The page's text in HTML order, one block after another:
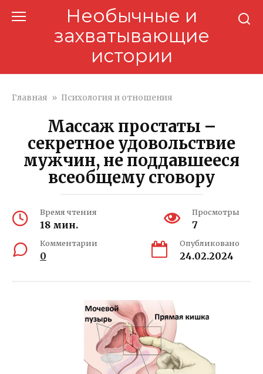
Необычные и
захватывающие
истории
Главная » Психология и отношения
Массаж простаты –
секретное удовольствие
мужчин, не поддавшееся
всеобщему сговору
Время чтения
18 мин.
Просмотры
7
Комментарии
0
Опубликовано
24.02.2024